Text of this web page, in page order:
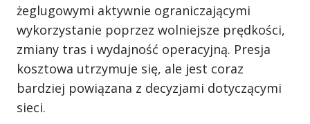
żeglugowymi aktywnie ograniczającymi
wykorzystanie poprzez wolniejsze prędkości,
zmiany tras i wydajność operacyjną. Presja
kosztowa utrzymuje się, ale jest coraz
bardziej powiązana z decyzjami dotyczącymi
sieci.